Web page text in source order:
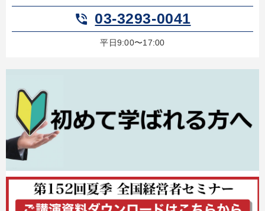
【6月】音声・映像
「利上げ時代の最新・銀行対策」＋「不動産市況予測」＋「市場
歴史・古典に学ぶ実務講話
経済・景気・相場予測
目的別
財務・数字力の向上 財務・数字力の向上
phone_in_talk 03-3293-0041
平日9:00〜17:00